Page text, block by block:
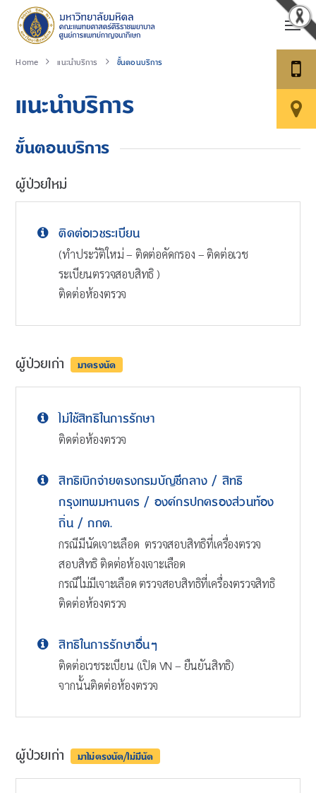
Home แนะนำบริการ ขั้นตอนบริการ
แนะนำบริการ
ขั้นตอนบริการ
ผู้ป่วยใหม่
ติดต่อเวชระเบียน
(ทำประวัติใหม่ – ติดต่อคัดกรอง – ติดต่อเวช
ระเบียนตรวจสอบสิทธิ )
ติดต่อห้องตรวจ
ผู้ป่วยเก่า มาตรงนัด
ไม่ใช้สิทธิในการรักษา
ติดต่อห้องตรวจ
สิทธิเบิกจ่ายตรงกรมบัญชีกลาง / สิทธิ
กรุงเทพมหานคร / องค์กรปกครองส่วนท้อง
ถิ่น / กกต.
กรณีมีนัดเจาะเลือด ตรวจสอบสิทธิที่เครื่องตรวจ
สอบสิทธิ ติดต่อห้องเจาะเลือด
กรณีไม่มีเจาะเลือด ตรวจสอบสิทธิที่เครื่องตรวจสิทธิ
ติดต่อห้องตรวจ
สิทธิในการรักษาอื่นๆ
ติดต่อเวชระเบียน (เปิด VN – ยืนยันสิทธิ)
จากนั้นติดต่อห้องตรวจ
ผู้ป่วยเก่า มาไม่ตรงนัด/ไม่มีนัด